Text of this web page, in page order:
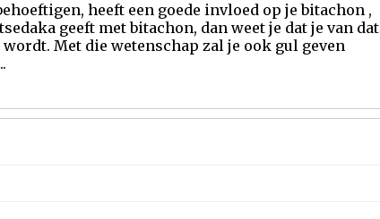
heeft een goede invloed op je bitachon ,
geeft met bitachon, dan weet je dat je van dat
Met die wetenschap zal je ook gul geven